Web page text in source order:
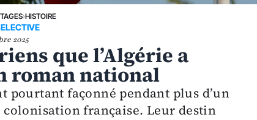
›HISTOIRE
2025
que l’Algérie a
roman national
pourtant façonné pendant plus d’un
française. Leur destin